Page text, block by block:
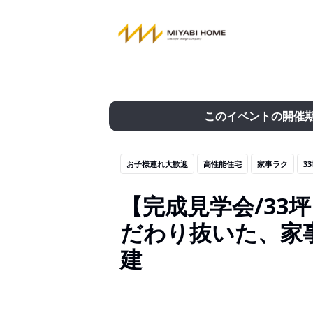
このイベントの開催
お子様連れ大歓迎 高性能住宅 家事ラク
【完成見学会/33
だわり抜いた、家
建